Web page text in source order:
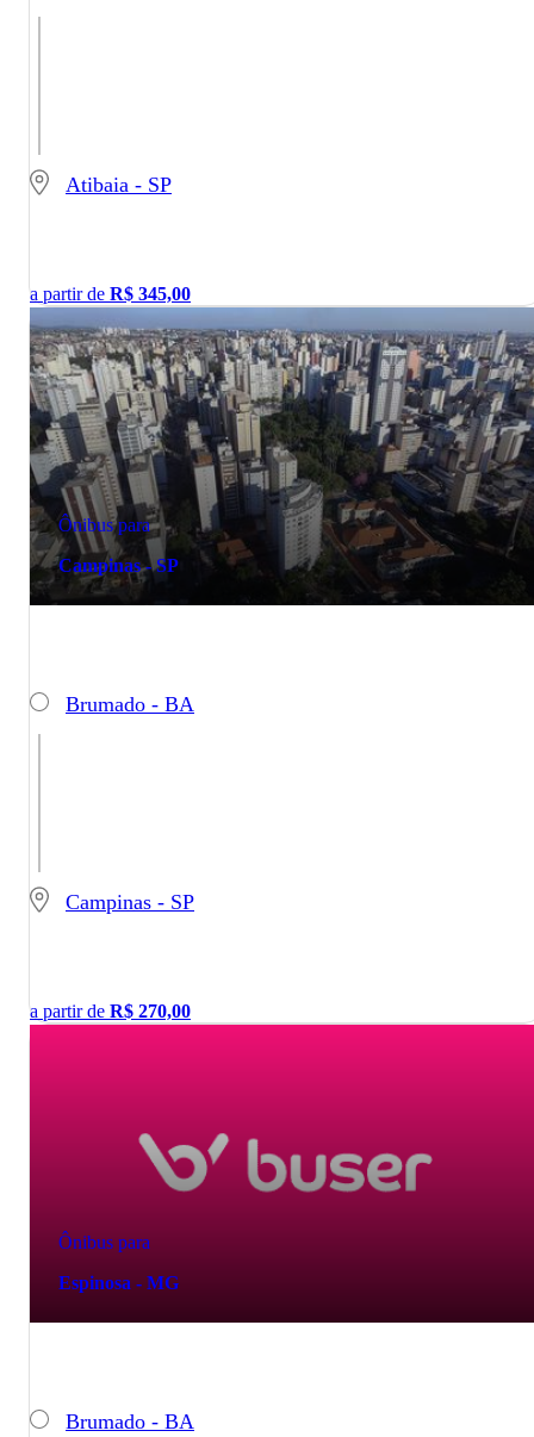
Atibaia - SP
a partir de R$ 345,00
Ônibus para
Campinas - SP
Brumado - BA
Campinas - SP
a partir de R$ 270,00
Ônibus para
Espinosa - MG
Brumado - BA